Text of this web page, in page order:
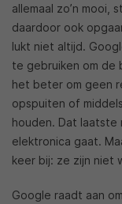
allemaal zo’n mooi,
daardoor ook
lukt niet altijd.
te gebruiken om de
het beter om geen
opspuiten of
houden. Dat laatste
elektronica gaat.
keer bij: ze zijn niet
Google raadt aan